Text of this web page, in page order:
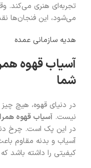
تجربه‌ای هنری می‌کند.
می‌شود، این فنجان‌ها
هدیه سازمانی عمده
آسیاب قهوه
شما
در دنیای قهوه، هیچ چیز
نیست. آسیاب قهوه
در این پک است. چرخ
آسیاب و بدنه مقاوم
کیفیتی را داشته باشد که